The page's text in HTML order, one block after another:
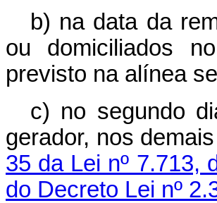
b) na data da
ou domiciliados
previsto na alínea
c) no segundo
gerador, nos
35 da Lei nº 7.713,
do Decreto Lei nº